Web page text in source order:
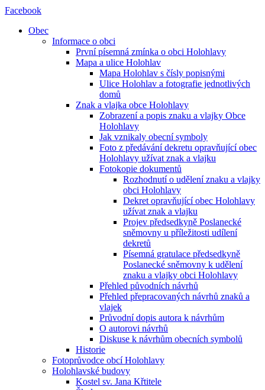
Facebook
Obec
Informace o obci
První písemná zmínka o obci Holohlavy
Mapa a ulice Holohlav
Mapa Holohlav s čísly popisnými
Ulice Holohlav a fotografie jednotlivých
domů
Znak a vlajka obce Holohlavy
Zobrazení a popis znaku a vlajky Obce
Holohlavy
Jak vznikaly obecní symboly
Foto z předávání dekretu opravňující obec
Holohlavy užívat znak a vlajku
Fotokopie dokumentů
Rozhodnutí o udělení znaku a vlajky
obci Holohlavy
Dekret opravňující obec Holohlavy
užívat znak a vlajku
Projev předsedkyně Poslanecké
sněmovny u příležitosti udílení
dekretů
Písemná gratulace předsedkyně
Poslanecké sněmovny k udělení
znaku a vlajky obci Holohlavy
Přehled původních návrhů
Přehled přepracovaných návrhů znaků a
vlajek
Průvodní dopis autora k návrhům
O autorovi návrhů
Diskuse k návrhům obecních symbolů
Historie
Fotoprůvodce obcí Holohlavy
Holohlavské budovy
Kostel sv. Jana Křtitele